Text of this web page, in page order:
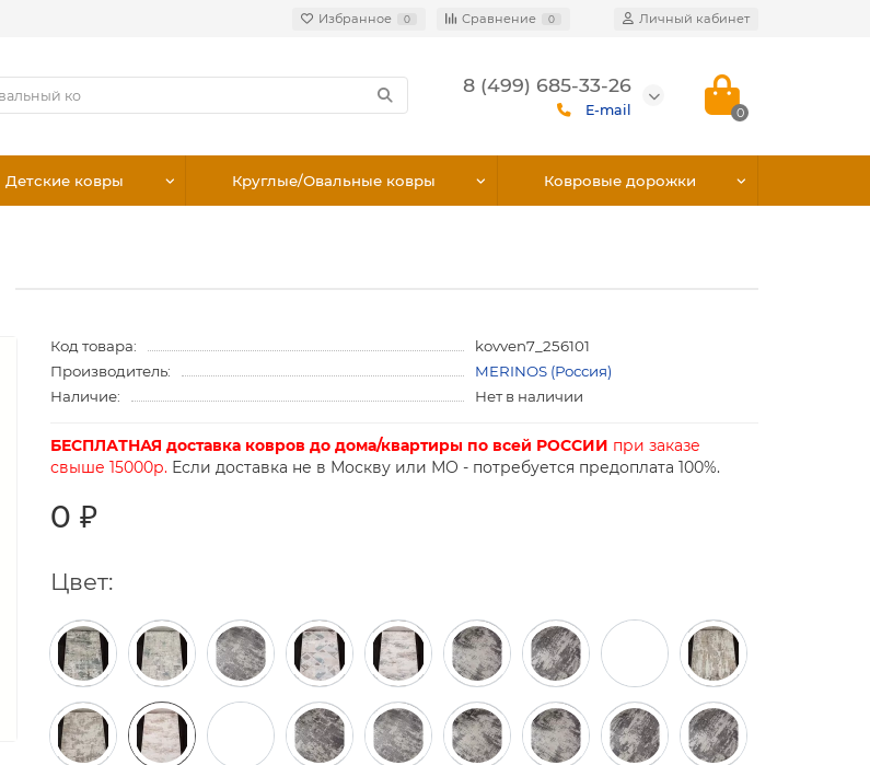
Избранное 0 Сравнение 0 Личный кабинет
8 (499) 685-33-26
E-mail 0
Детские ковры Круглые/Овальные ковры Ковровые дорожки
Код товара:
kovven7_256101
Производитель:
MERINOS (Россия)
Наличие:
Нет в наличии
БЕСПЛАТНАЯ доставка ковров до дома/квартиры по всей РОССИИ при заказе
свыше 15000р. Если доставка не в Москву или МО - потребуется предоплата 100%.
0 ₽
Цвет: